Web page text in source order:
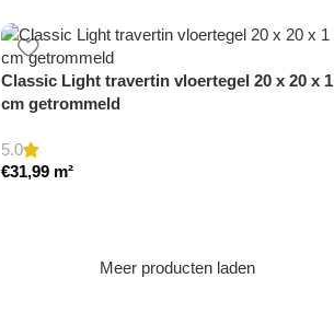
Classic Light travertin vloertegel 20 x 20 x 1
cm getrommeld
5.0
€31,99 m²
Meer producten laden